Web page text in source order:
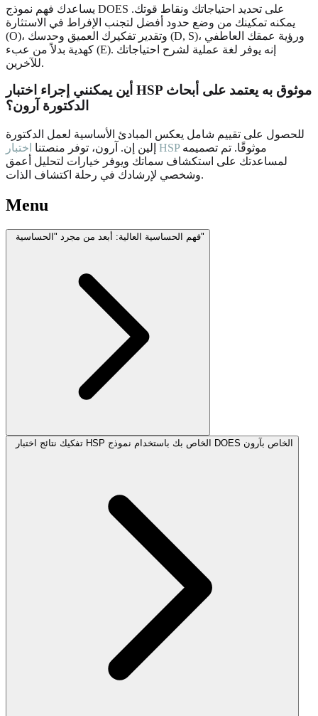
يساعدك فهم نموذج DOES على تحديد احتياجاتك ونقاط قوتك.
يمكنه تمكينك من وضع حدود أفضل لتجنب الإفراط في الاستثارة
(O)، وتقدير تفكيرك العميق وحدسك (D, S)، ورؤية عمقك العاطفي
كهدية بدلاً من عبء (E). إنه يوفر لغة عملية لشرح احتياجاتك
للآخرين.
أين يمكنني إجراء اختبار HSP موثوق به يعتمد على أبحاث
الدكتورة آرون؟
للحصول على تقييم شامل يعكس المبادئ الأساسية لعمل الدكتورة
إلين إن. آرون، توفر منصتنا اختبار HSPموثوقًا. تم تصميمه
لمساعدتك على استكشاف سماتك ويوفر خيارات لتحليل أعمق
وشخصي لإرشادك في رحلة اكتشاف الذات.
Menu
فهم الحساسية العالية: أبعد من مجرد "الحساسية"
تفكيك نتائج اختبار HSP الخاص بك باستخدام نموذج DOES الخاص بآرون